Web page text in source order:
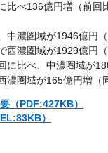
比べ136億円増（前回
中濃圏域が1946億円
西濃圏域が1929億円
に比べ、中濃圏域が
濃圏域が165億円増（
（PDF:427KB）
）